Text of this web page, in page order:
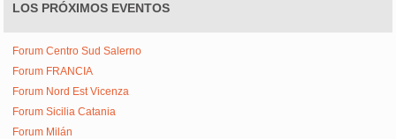
LOS PRÓXIMOS EVENTOS
Forum Centro Sud Salerno
Forum FRANCIA
Forum Nord Est Vicenza
Forum Sicilia Catania
Forum Milán